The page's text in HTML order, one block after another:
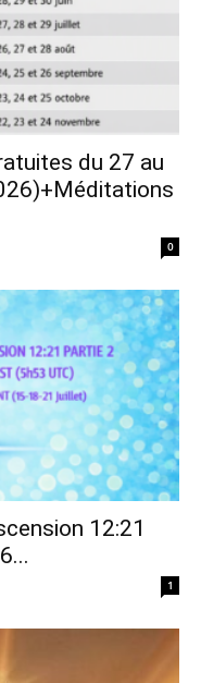
du 27 au
0
12:21
1